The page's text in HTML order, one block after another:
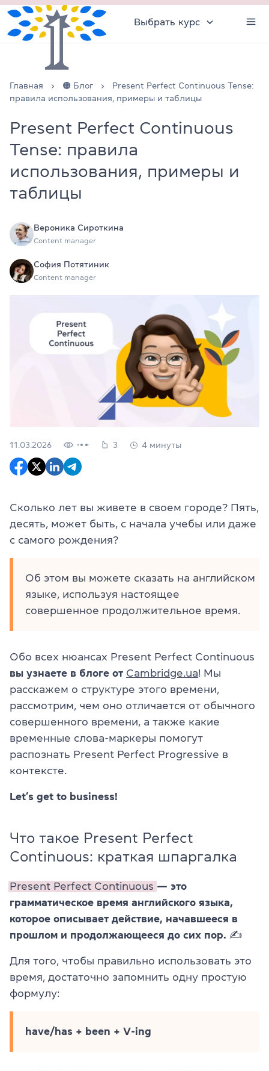
Выбрать курс
Главная 🟠 Блог
Present Perfect Continuous Tense:
правила использования, примеры и таблицы
Present Perfect Continuous
Tense: правила
использования, примеры и
таблицы
Вероника Сироткина
Content manager
София Потятиник
Content manager
11.03.2026 3 4 минуты
Сколько лет вы живете в своем городе? Пять,
десять, может быть, с начала учебы или даже
с самого рождения?
Об этом вы можете сказать на английском
языке, используя настоящее
совершенное продолжительное время.
Обо всех нюансах Present Perfect Continuous
вы узнаете в блоге от Cambridge.ua! Мы
расскажем о структуре этого времени,
рассмотрим, чем оно отличается от обычного
совершенного времени, а также какие
временные слова-маркеры помогут
распознать Present Perfect Progressive в
контексте.
Let’s get to business!
Что такое Present Perfect
Continuous: краткая шпаргалка
Present Perfect Continuous — это
грамматическое время английского языка,
которое описывает действие, начавшееся в
прошлом и продолжающееся до сих пор. ✍️
Для того, чтобы правильно использовать это
время, достаточно запомнить одну простую
формулу:
have/has + been + V-ing